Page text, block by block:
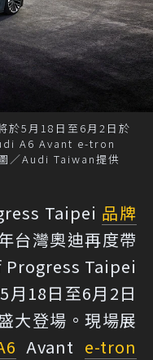
5月18日至6月2日於
A6 Avant e-tron
／Audi Taiwan提供
Taipei 品牌
台灣奧迪再度帶
Taipei
月18日至6月2日
大登場。現場展
Avant e-tron